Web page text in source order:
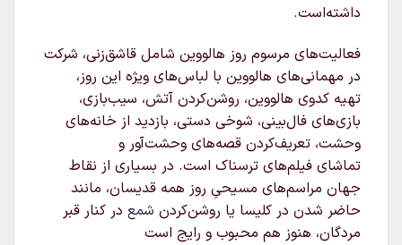
داشته‌است.
فعالیت‌های مرسوم روز هالووین شامل قاشق‌زنی، شرکت
در مهمانی‌های هالووین با لباس‌های ویژه این روز،
تهیه کدوی هالووین، روشن‌کردن آتش، سیب‌بازی،
بازی‌های فال‌بینی، شوخی دستی، بازدید از خانه‌های
وحشت، تعریف‌کردن قصه‌های وحشت‌آور و
تماشای فیلم‌های ترسناک است. در بسیاری از نقاط
جهان مراسم‌های مسیحیِ روز همه قدیسان، مانند
حاضر شدن در کلیسا یا روشن‌کردن شمع در کنار قبر
مردگان، هنوز هم محبوب و رایج است